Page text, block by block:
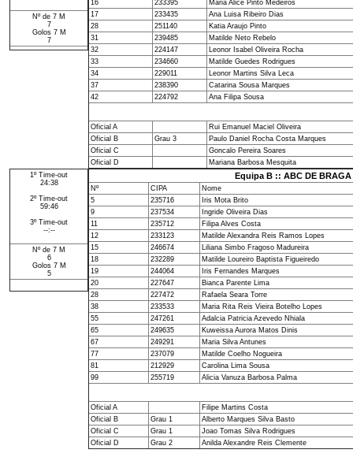
Nº de 7 M
7
Golos 7 M
7
16
233395
Maria Alice Pinto Medeiros
17
233435
Ana Luisa Ribeiro Dias
28
251140
Katia Araujo Pinto
31
239485
Matilde Neto Rebelo
32
224147
Leonor Isabel Oliveira Rocha
33
234660
Matilde Guedes Rodrigues
34
229011
Leonor Martins Silva Leca
37
238390
Catarina Sousa Marques
42
224792 Ana Filipa Sousa
Oficial A
Rui Emanuel Maciel Oliveira
Oficial B
Grau 3
Paulo Daniel Rocha Costa Marques
Oficial C
Goncalo Pereira Soares
Oficial D
Mariana Barbosa Mesquita
1º Time-out
24:38
2º Time-out
59:46
3º Time-out
--:--
Nº de 7 M
6
Golos 7 M
5
Equipa B :: ABC DE BRAGA
Nº CIPA
Nome
5
235716
Iris Mota Brito
9
237534
Ingride Oliveira Dias
11
235712
Filipa Alves Costa
12
233123
Matilde Alexandra Reis Ramos Lopes
15
246674
Liliana Simbo Fragoso Madureira
18
232289
Matilde Loureiro Baptista Figueiredo
19
244064
Iris Fernandes Marques
20
227647
Bianca Parente Lima
28
227472
Rafaela Seara Torre
38
233533
Maria Rita Reis Vieira Botelho Lopes
55
247261
Adalcia Patricia Azevedo Nhiala
65
249635
Kuweissa Aurora Matos Dinis
67
249291
Maria Silva Antunes
77
237079
Matilde Coelho Nogueira
81
212929
Carolina Lima Sousa
99
255719 Alicia Vanuza Barbosa Palma
Oficial A
Filipe Martins Costa
Oficial B
Grau 1
Alberto Marques Silva Basto
Oficial C
Grau 1
Joao Tomas Silva Rodrigues
Oficial D
Grau 2 Anilda Alexandre Reis Clemente